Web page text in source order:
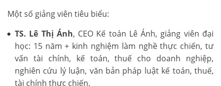
Một số giảng viên tiêu biểu:
TS. Lê Thị Ánh, CEO Kế toán Lê Ánh, giảng viên đại
học: 15 năm + kinh nghiệm làm nghề thực chiến, tư
vấn tài chính, kế toán, thuế cho doanh nghiệp,
nghiên cứu lý luận, văn bản pháp luật kế toán, thuế,
tài chính thực chiến.